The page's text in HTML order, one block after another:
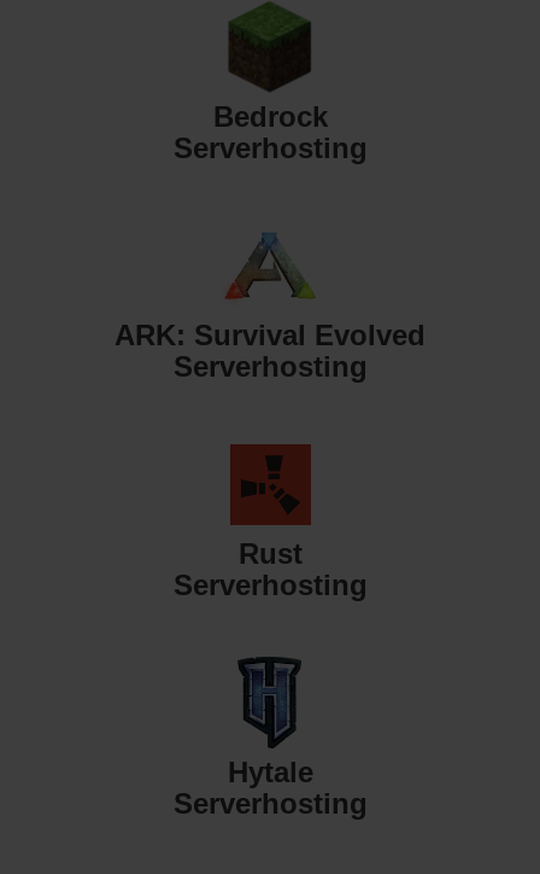
Bedrock
Serverhosting
ARK: Survival Evolved
Serverhosting
Rust
Serverhosting
Hytale
Serverhosting